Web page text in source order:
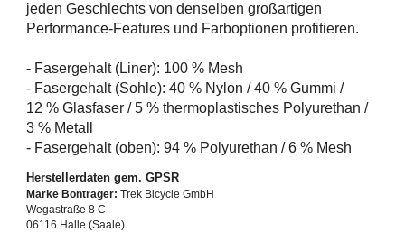
jeden Geschlechts von denselben großartigen
Performance-Features und Farboptionen profitieren.
- Fasergehalt (Liner): 100 % Mesh
- Fasergehalt (Sohle): 40 % Nylon / 40 % Gummi /
12 % Glasfaser / 5 % thermoplastisches Polyurethan /
3 % Metall
- Fasergehalt (oben): 94 % Polyurethan / 6 % Mesh
Herstellerdaten gem. GPSR
Marke Bontrager: Trek Bicycle GmbH
Wegastraße 8 C
06116 Halle (Saale)